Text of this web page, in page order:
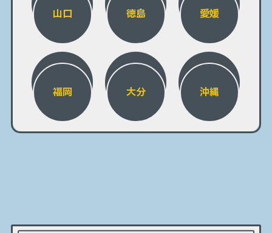
山口 徳島 愛媛
福岡 大分 沖縄